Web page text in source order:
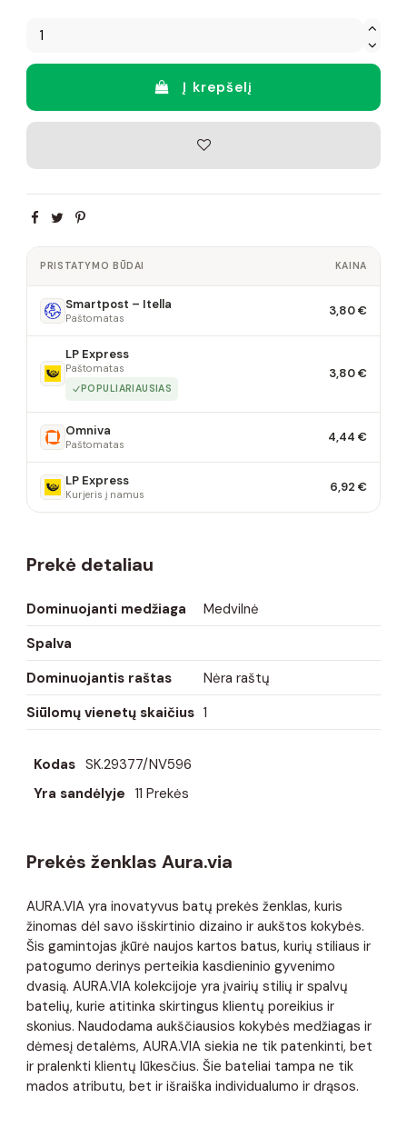
Į krepšelį
PRISTATYMO BŪDAI KAINA
Smartpost – Itella
Paštomatas 3,80 €
LP Express
Paštomatas
POPULIARIAUSIAS
3,80 €
Omniva
Paštomatas 4,44 €
LP Express
Kurjeris į namus 6,92 €
Prekė detaliau
Dominuojanti medžiaga
Medvilnė
Spalva
Dominuojantis raštas
Nėra raštų
Siūlomų vienetų skaičius 1
Kodas SK.29377/NV596
Yra sandėlyje 11 Prekės
Prekės ženklas Aura.via
AURA.VIA yra inovatyvus batų prekės ženklas, kuris
žinomas dėl savo išskirtinio dizaino ir aukštos kokybės.
Šis gamintojas įkūrė naujos kartos batus, kurių stiliaus ir
patogumo derinys perteikia kasdieninio gyvenimo
dvasią. AURA.VIA kolekcijoje yra įvairių stilių ir spalvų
batelių, kurie atitinka skirtingus klientų poreikius ir
skonius. Naudodama aukščiausios kokybės medžiagas ir
dėmesį detalėms, AURA.VIA siekia ne tik patenkinti, bet
ir pralenkti klientų lūkesčius. Šie bateliai tampa ne tik
mados atributu, bet ir išraiška individualumo ir drąsos.